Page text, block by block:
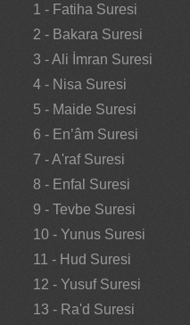
1 - Fatiha Suresi
2 - Bakara Suresi
3 - Ali İmran Suresi
4 - Nisa Suresi
5 - Maide Suresi
6 - En’âm Suresi
7 - A'raf Suresi
8 - Enfal Suresi
9 - Tevbe Suresi
10 - Yunus Suresi
11 - Hud Suresi
12 - Yusuf Suresi
13 - Ra'd Suresi